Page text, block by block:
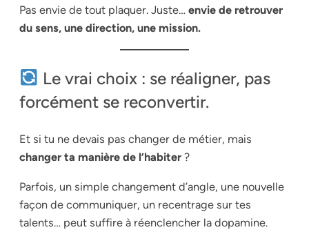
Pas envie de tout plaquer. Juste… envie de retrouver
du sens, une direction, une mission.
Le vrai choix : se réaligner, pas
forcément se reconvertir.
Et si tu ne devais pas changer de métier, mais
changer ta manière de l’habiter ?
Parfois, un simple changement d’angle, une nouvelle
façon de communiquer, un recentrage sur tes
talents… peut suffire à réenclencher la dopamine.